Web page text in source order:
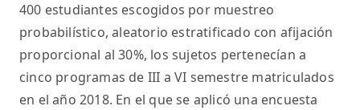
400 estudiantes escogidos por muestreo
probabilístico, aleatorio estratificado con afijación
proporcional al 30%, los sujetos pertenecían a
cinco programas de III a VI semestre matriculados
en el año 2018. En el que se aplicó una encuesta